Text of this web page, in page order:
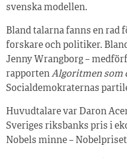
svenska modellen.
Bland talarna fanns en rad
forskare och politiker.
Jenny Wrangborg –
rapportenAlgoritmen som
Socialdemokraternas
Huvudtalare var Daron
Sveriges riksbanks pris i
Nobels minne –